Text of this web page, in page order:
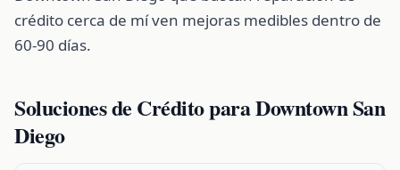
crédito cerca de mí ven mejoras medibles dentro de
60-90 días.
Soluciones de Crédito para Downtown San
Diego